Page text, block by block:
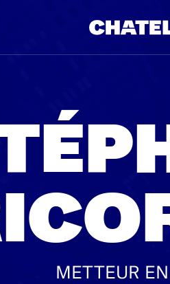
METTEUR